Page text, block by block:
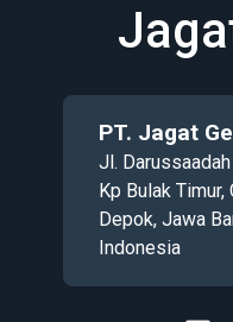
PT. Jagat
Jl.
Kp Bulak
Depok, Jawa
Indonesia